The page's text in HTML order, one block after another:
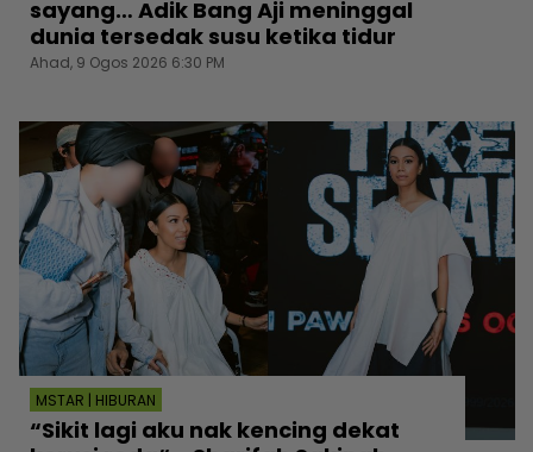
sayang… Adik Bang Aji meninggal
dunia tersedak susu ketika tidur
Ahad, 9 Ogos 2026 6:30 PM
MSTAR | HIBURAN
“Sikit lagi aku nak kencing dekat